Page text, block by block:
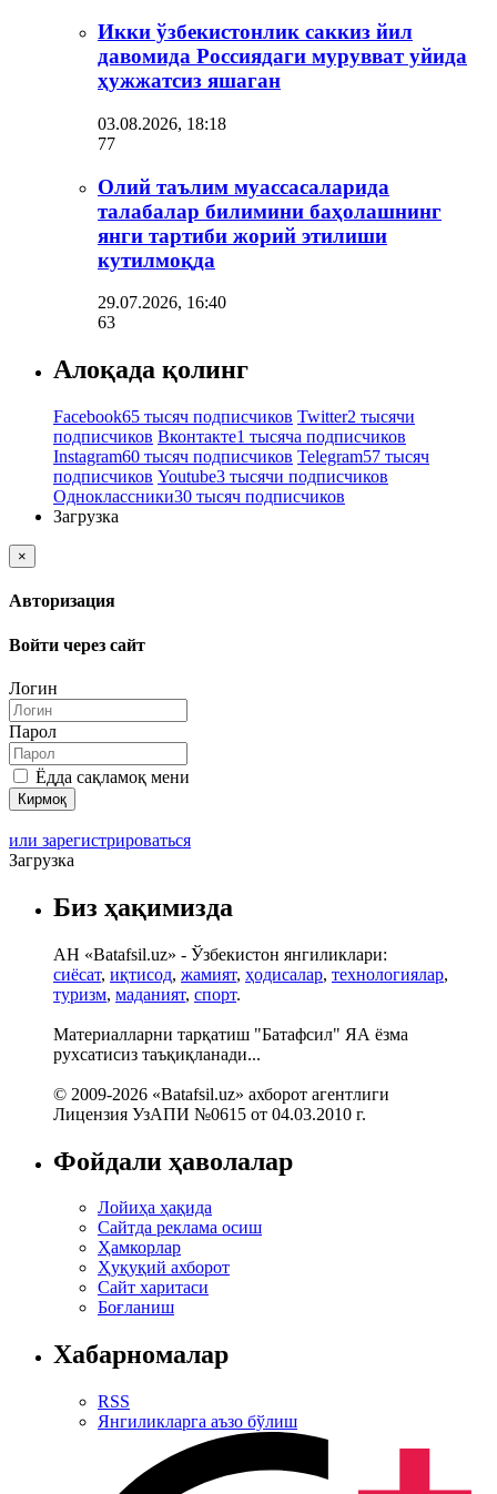
Икки ўзбекистонлик саккиз йил
давомида Россиядаги мурувват уйида
ҳужжатсиз яшаган
03.08.2026, 18:18
77
Олий таълим муассасаларида
талабалар билимини баҳолашнинг
янги тартиби жорий этилиши
кутилмоқда
29.07.2026, 16:40
63
Алоқада қолинг
Facebook65 тысяч подписчиков Twitter2 тысячи
подписчиков Вконтакте1 тысяча подписчиков
Instagram60 тысяч подписчиков Telegram57 тысяч
подписчиков Youtube3 тысячи подписчиков
Одноклассники30 тысяч подписчиков
Загрузка
×
Авторизация
Войти через сайт
Логин
Парол
Ёдда сақламоқ мени
или зарегистрироваться
Загрузка
Биз ҳақимизда
АН «Batafsil.uz» - Ўзбекистон янгиликлари:
сиёсат, иқтисод, жамият, ҳодисалар, технологиялар,
туризм, маданият, спорт.
Материалларни тарқатиш "Батафсил" ЯА ёзма
рухсатисиз таъқиқланади...
© 2009-2026 «Batafsil.uz» ахборот агентлиги
Лицензия УзАПИ №0615 от 04.03.2010 г.
Фойдали ҳаволалар
Лойиҳа ҳақида
Сайтда реклама осиш
Ҳамкорлар
Ҳуқуқий ахборот
Сайт харитаси
Боғланиш
Хабарномалар
RSS
Янгиликларга аъзо бўлиш